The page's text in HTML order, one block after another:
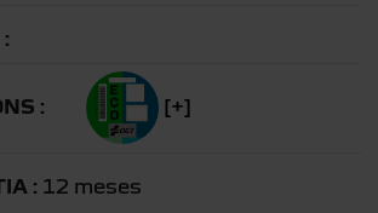
: [+]
: 12 meses